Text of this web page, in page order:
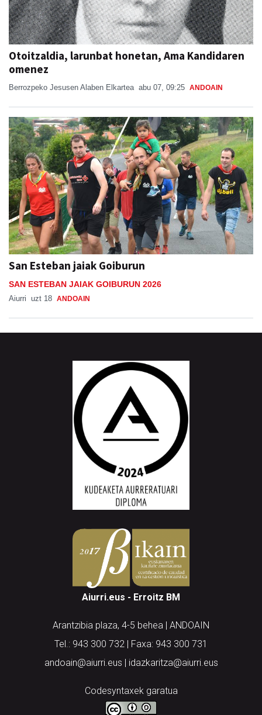
Otoitzaldia, larunbat honetan, Ama Kandidaren
omenez
Berrozpeko Jesusen Alaben Elkartea abu 07, 09:25 ANDOAIN
San Esteban jaiak Goiburun
SAN ESTEBAN JAIAK GOIBURUN 2026
Aiurri uzt 18 ANDOAIN
Aiurri.eus - Erroitz BM
Arantzibia plaza, 4-5 behea | ANDOAIN
Tel.: 943 300 732 | Faxa: 943 300 731
andoain@aiurri.eus | idazkaritza@aiurri.eus
Codesyntaxek garatua